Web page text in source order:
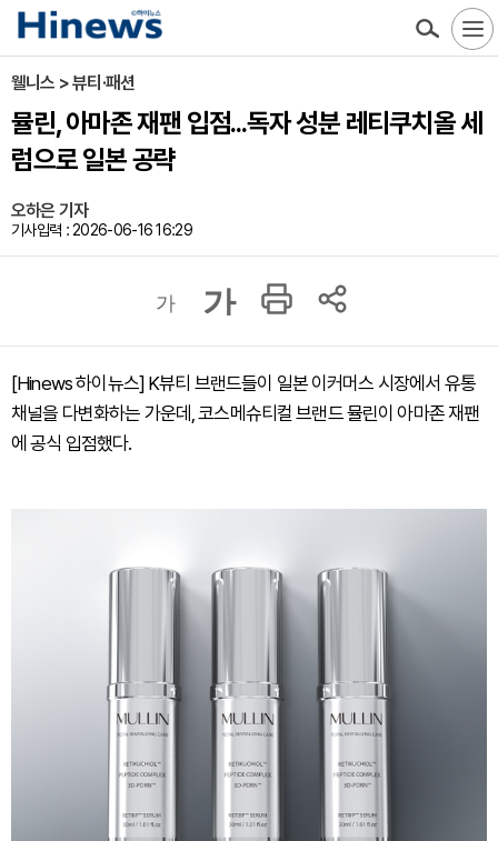
웰니스 > 뷰티·패션
뮬린, 아마존 재팬 입점...독자 성분 레티쿠치올 세
럼으로 일본 공략
오하은 기자
기사입력 : 2026-06-16 16:29
가 가
[Hinews 하이뉴스] K뷰티 브랜드들이 일본 이커머스 시장에서 유통
채널을 다변화하는 가운데, 코스메슈티컬 브랜드 뮬린이 아마존 재팬
에 공식 입점했다.